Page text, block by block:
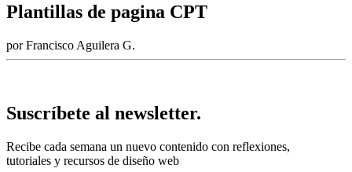
Plantillas de pagina CPT
por Francisco Aguilera G.
Suscríbete al newsletter.
Recibe cada semana un nuevo contenido con reflexiones,
tutoriales y recursos de diseño web